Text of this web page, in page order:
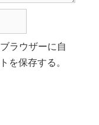
ラウザーに自
を保存する。